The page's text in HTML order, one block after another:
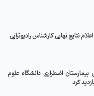
اضطراری دانشگاه علوم
کرد